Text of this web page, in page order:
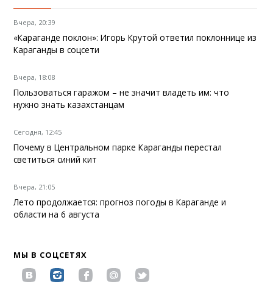
Вчера, 20:39
«Караганде поклон»: Игорь Крутой ответил поклоннице из
Караганды в соцсети
Вчера, 18:08
Пользоваться гаражом – не значит владеть им: что
нужно знать казахстанцам
Сегодня, 12:45
Почему в Центральном парке Караганды перестал
светиться синий кит
Вчера, 21:05
Лето продолжается: прогноз погоды в Караганде и
области на 6 августа
МЫ В СОЦСЕТЯХ